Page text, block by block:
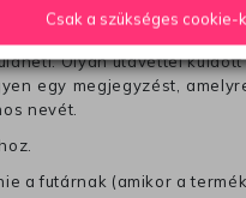
Olyan utávéttel
egy megjegyzést,
nevét.
a futárnak (amikor a
Csak a szükséges cookie-k